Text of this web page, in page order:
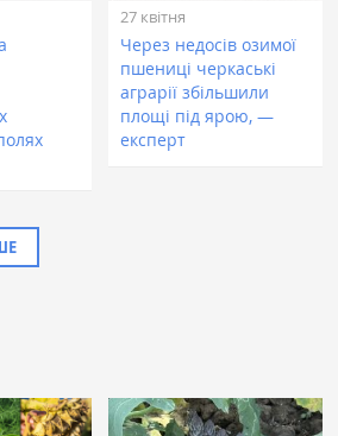
27 квітня
Через недосів озимої
пшениці черкаські
аграрії збільшили
площі під ярою, —
експерт